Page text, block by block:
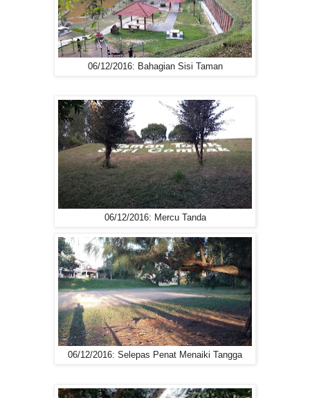
06/12/2016: Bahagian Sisi Taman
06/12/2016: Mercu Tanda
06/12/2016: Selepas Penat Menaiki Tangga